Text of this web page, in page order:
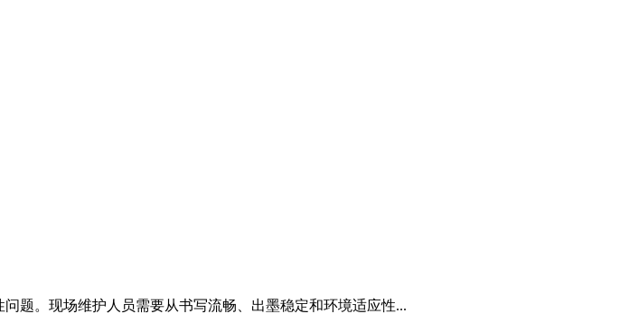
题。现场维护人员需要从书写流畅、出墨稳定和环境适应性...